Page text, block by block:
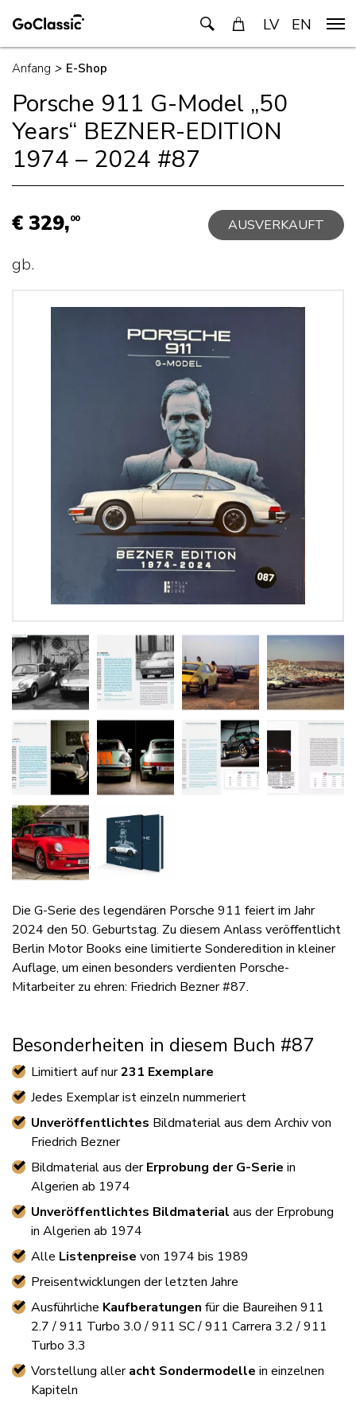
LV EN
Anfang > E-Shop
Porsche 911 G-Model „50
Years“ BEZNER-EDITION
1974 – 2024 #87
€ 329,00 AUSVERKAUFT
gb.
Die G-Serie des legendären Porsche 911 feiert im Jahr
2024 den 50. Geburtstag. Zu diesem Anlass veröffentlicht
Berlin Motor Books eine limitierte Sonderedition in kleiner
Auflage, um einen besonders verdienten Porsche-
Mitarbeiter zu ehren: Friedrich Bezner #87.
Besonderheiten in diesem Buch #87
Limitiert auf nur231 Exemplare
Jedes Exemplar ist einzeln nummeriert
Unveröffentlichtes Bildmaterial aus dem Archiv von
Friedrich Bezner
Bildmaterial aus derErprobung der G-Serie in
Algerien ab 1974
Unveröffentlichtes Bildmaterial aus der Erprobung
in Algerien ab 1974
Alle Listenpreise von 1974 bis 1989
Preisentwicklungen der letzten Jahre
Ausführliche Kaufberatungen für die Baureihen 911
2.7 / 911 Turbo 3.0 / 911 SC / 911 Carrera 3.2 / 911
Turbo 3.3
Vorstellung alleracht Sondermodelle in einzelnen
Kapiteln